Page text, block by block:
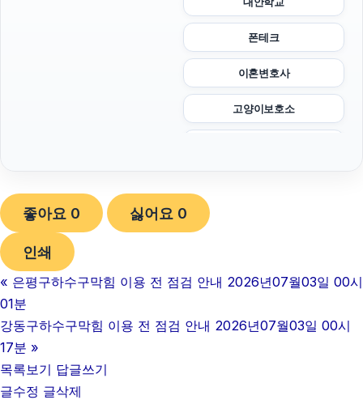
폰테크
이혼변호사
고양이보호소
서초성범죄전문변호사
오렌지뱅크
좋아요 0 싫어요 0
인쇄
« 은평구하수구막힘 이용 전 점검 안내 2026년07월03일 00시
01분
강동구하수구막힘 이용 전 점검 안내 2026년07월03일 00시
17분 »
목록보기 답글쓰기
글수정 글삭제